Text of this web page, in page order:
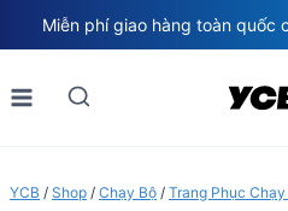
to
content
Miễn phí giao hàng toàn quốc
YCB / Shop / Chạy Bộ / Trang Phục Chạy